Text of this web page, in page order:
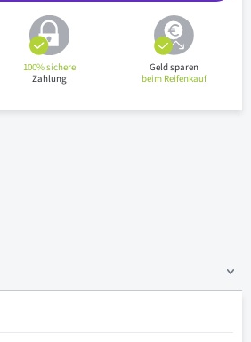
100% sichere
Zahlung
Geld sparen
beim Reifenkauf